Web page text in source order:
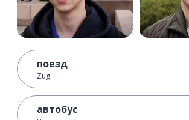
поезд
Zug
автобус